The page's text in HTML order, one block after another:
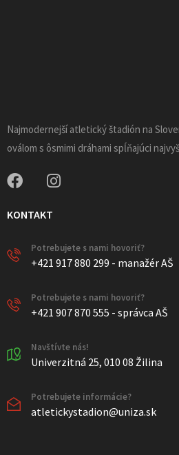
Najmodernejší atletický štadión na
oválom s ôsmimi dráhami spĺňajúci
KONTAKT
Potrebujete s nami hovoriť?
+421 917 880 299 - manažér AŠ
Potrebujete s nami hovoriť?
+421 907 870 555 - správca AŠ
Navštívte nás!
Univerzitná 25, 010 08 Žilina
Potrebujete informácie?
atletickystadion@uniza.sk